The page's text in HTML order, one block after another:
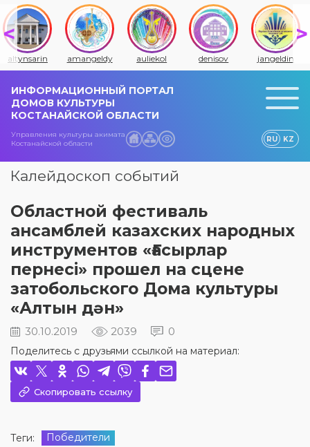
amangeldy auliekol denisov jangeldin jitiqara
ИНФОРМАЦИОННЫЙ ПОРТАЛ
ДОМОВ КУЛЬТУРЫ
КОСТАНАЙСКОЙ ОБЛАСТИ
Управления культуры акимата
Костанайской области
RU KZ
Калейдоскоп событий
Областной фестиваль
ансамблей казахских народных
инструментов «Ғасырлар
пернесі» прошел на сцене
затобольского Дома культуры
«Алтын дән»
30.10.2019 2039 0
Поделитесь с друзьями ссылкой на материал:
Скопировать ссылку
Теги: Победители